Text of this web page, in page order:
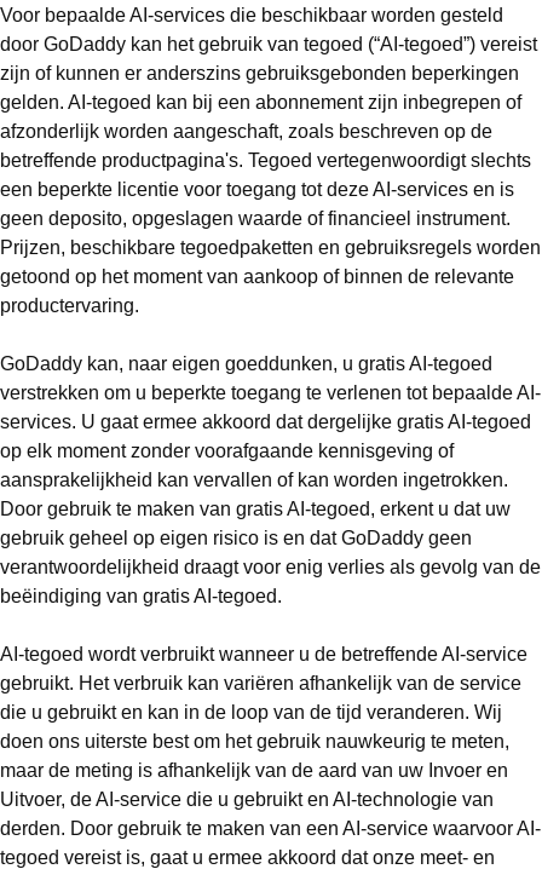
Voor bepaalde AI-services die beschikbaar worden gesteld
door GoDaddy kan het gebruik van tegoed (“AI-tegoed”) vereist
zijn of kunnen er anderszins gebruiksgebonden beperkingen
gelden. AI-tegoed kan bij een abonnement zijn inbegrepen of
afzonderlijk worden aangeschaft, zoals beschreven op de
betreffende productpagina's. Tegoed vertegenwoordigt slechts
een beperkte licentie voor toegang tot deze AI-services en is
geen deposito, opgeslagen waarde of financieel instrument.
Prijzen, beschikbare tegoedpaketten en gebruiksregels worden
getoond op het moment van aankoop of binnen de relevante
productervaring.
GoDaddy kan, naar eigen goeddunken, u gratis AI-tegoed
verstrekken om u beperkte toegang te verlenen tot bepaalde AI-
services. U gaat ermee akkoord dat dergelijke gratis AI-tegoed
op elk moment zonder voorafgaande kennisgeving of
aansprakelijkheid kan vervallen of kan worden ingetrokken.
Door gebruik te maken van gratis AI-tegoed, erkent u dat uw
gebruik geheel op eigen risico is en dat GoDaddy geen
verantwoordelijkheid draagt voor enig verlies als gevolg van de
beëindiging van gratis AI-tegoed.
AI-tegoed wordt verbruikt wanneer u de betreffende AI-service
gebruikt. Het verbruik kan variëren afhankelijk van de service
die u gebruikt en kan in de loop van de tijd veranderen. Wij
doen ons uiterste best om het gebruik nauwkeurig te meten,
maar de meting is afhankelijk van de aard van uw Invoer en
Uitvoer, de AI-service die u gebruikt en AI-technologie van
derden. Door gebruik te maken van een AI-service waarvoor AI-
tegoed vereist is, gaat u ermee akkoord dat onze meet- en